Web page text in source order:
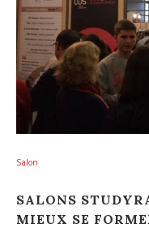
Salon
SALONS
MIEUX SE